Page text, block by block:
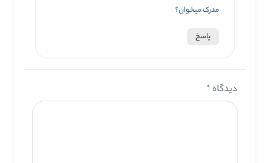
مدرک میخوان؟
پاسخ
دیدگاه *